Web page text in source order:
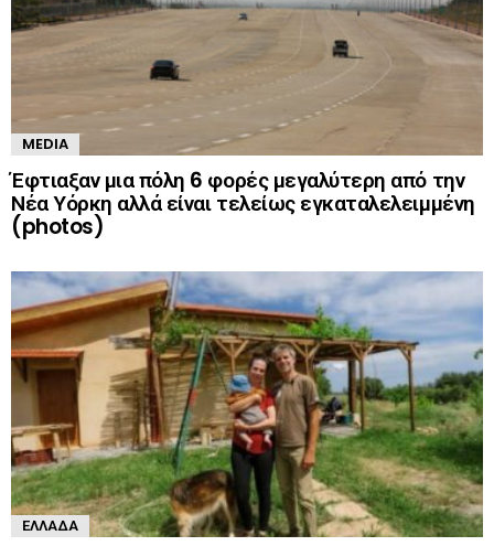
MEDIA
Έφτιαξαν μια πόλη 6 φορές μεγαλύτερη από την
Νέα Υόρκη αλλά είναι τελείως εγκαταλελειμμένη
(photos)
ΕΛΛΆΔΑ